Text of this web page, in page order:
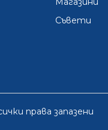
Съвети
права запазени